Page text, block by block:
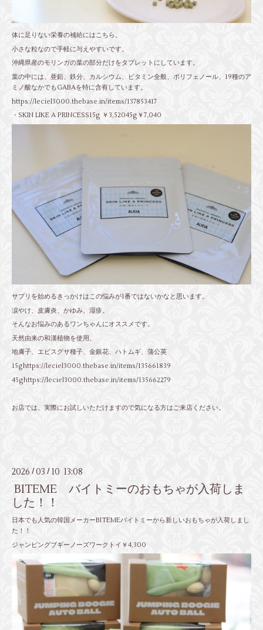
体に足りない栄養の補給にはこちら。
小さな粒なので手軽に与えやすいです。
沖縄県産のモリンガの葉の部分だけをタブレットにしています。
葉の中には、亜鉛、鉄分、カルシウム、ビタミン全般、ポリフェノール、19種のア
ミノ酸なかでもGABAを特に含有しています。
https://leciel3000.thebase.in/items/137853417
・SKIN LIKE A PRINCESS15g ￥3,52045g￥7,040
サプリを始めるきっかけはこの悩みが1番ではないかなと思います。
涙やけ、皮膚炎、かゆみ、湿疹。
そんなお悩みのあるワンちゃんにオススメです。
天然由来の和漢植物を使用。
地膚子、エビスグサ種子、金銀花、ハトムギ、蒲公英
15ghttps://leciel3000.thebase.in/items/135661839
45ghttps://leciel3000.thebase.in/items/135662279
お店では、実際にお試しいただけますので気になる方はご来店ください。
2026 / 03 / 10 13:08
BITEME バイトミーのおもちゃが入荷しま
した！！
日本でも人気の韓国メーカーBITEMEバイトミーから新しいおもちゃが入荷しまし
た！！
ジャンピングブギーノーズワークトイ￥4,300